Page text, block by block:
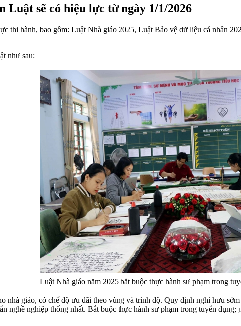
Luật sẽ có hiệu lực từ ngày 1/1/2026
thi hành, bao gồm: Luật Nhà giáo 2025, Luật Bảo vệ dữ liệu cá nhân
như sau:
Luật Nhà giáo năm 2025 bắt buộc thực hành sư phạm trong
nhà giáo, có chế độ ưu đãi theo vùng và trình độ. Quy định nghỉ hưu
nghề nghiệp thống nhất. Bắt buộc thực hành sư phạm trong tuyển